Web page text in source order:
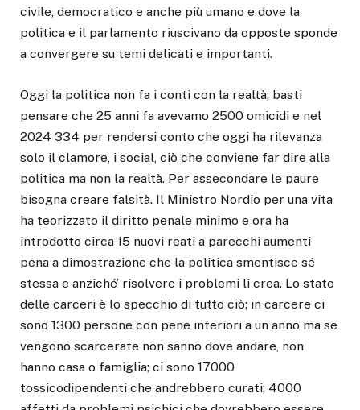
civile, democratico e anche più umano e dove la
politica e il parlamento riuscivano da opposte sponde
a convergere su temi delicati e importanti.
Oggi la politica non fa i conti con la realtà; basti
pensare che 25 anni fa avevamo 2500 omicidi e nel
2024 334 per rendersi conto che oggi ha rilevanza
solo il clamore, i social, ciò che conviene far dire alla
politica ma non la realtà. Per assecondare le paure
bisogna creare falsità. Il Ministro Nordio per una vita
ha teorizzato il diritto penale minimo e ora ha
introdotto circa 15 nuovi reati a parecchi aumenti
pena a dimostrazione che la politica smentisce sé
stessa e anziché’ risolvere i problemi li crea. Lo stato
delle carceri è lo specchio di tutto ciò; in carcere ci
sono 1300 persone con pene inferiori a un anno ma se
vengono scarcerate non sanno dove andare, non
hanno casa o famiglia; ci sono 17000
tossicodipendenti che andrebbero curati; 4000